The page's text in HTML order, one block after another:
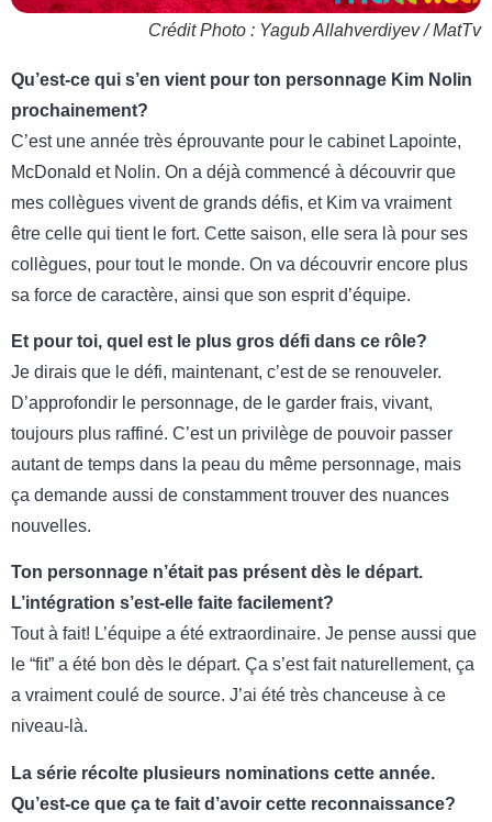
Crédit Photo : Yagub Allahverdiyev / MatTv
Qu’est-ce qui s’en vient pour ton personnage Kim Nolin
prochainement?
C’est une année très éprouvante pour le cabinet Lapointe,
McDonald et Nolin. On a déjà commencé à découvrir que
mes collègues vivent de grands défis, et Kim va vraiment
être celle qui tient le fort. Cette saison, elle sera là pour ses
collègues, pour tout le monde. On va découvrir encore plus
sa force de caractère, ainsi que son esprit d’équipe.
Et pour toi, quel est le plus gros défi dans ce rôle?
Je dirais que le défi, maintenant, c’est de se renouveler.
D’approfondir le personnage, de le garder frais, vivant,
toujours plus raffiné. C’est un privilège de pouvoir passer
autant de temps dans la peau du même personnage, mais
ça demande aussi de constamment trouver des nuances
nouvelles.
Ton personnage n’était pas présent dès le départ.
L’intégration s’est-elle faite facilement?
Tout à fait! L’équipe a été extraordinaire. Je pense aussi que
le “fit” a été bon dès le départ. Ça s’est fait naturellement, ça
a vraiment coulé de source. J’ai été très chanceuse à ce
niveau-là.
La série récolte plusieurs nominations cette année.
Qu’est-ce que ça te fait d’avoir cette reconnaissance?